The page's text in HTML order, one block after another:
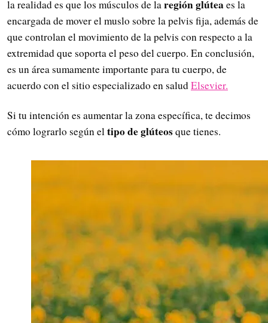
la realidad es que los músculos de laregión glútea es la
encargada de mover el muslo sobre la pelvis fija, además de
que controlan el movimiento de la pelvis con respecto a la
extremidad que soporta el peso del cuerpo. En conclusión,
es un área sumamente importante para tu cuerpo, de
acuerdo con el sitio especializado en saludElsevier.
Si tu intención es aumentar la zona específica, te decimos
cómo lograrlo según eltipo de glúteosque tienes.